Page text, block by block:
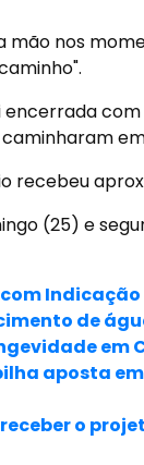
mão nos
caminharam
recebeu
(25) e
de
em
aposta
o